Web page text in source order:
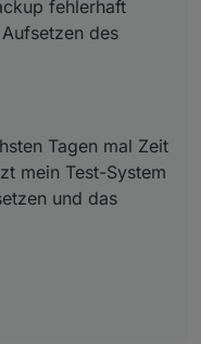
fehlerhaft
des
Tagen mal Zeit
mein Test-System
und das